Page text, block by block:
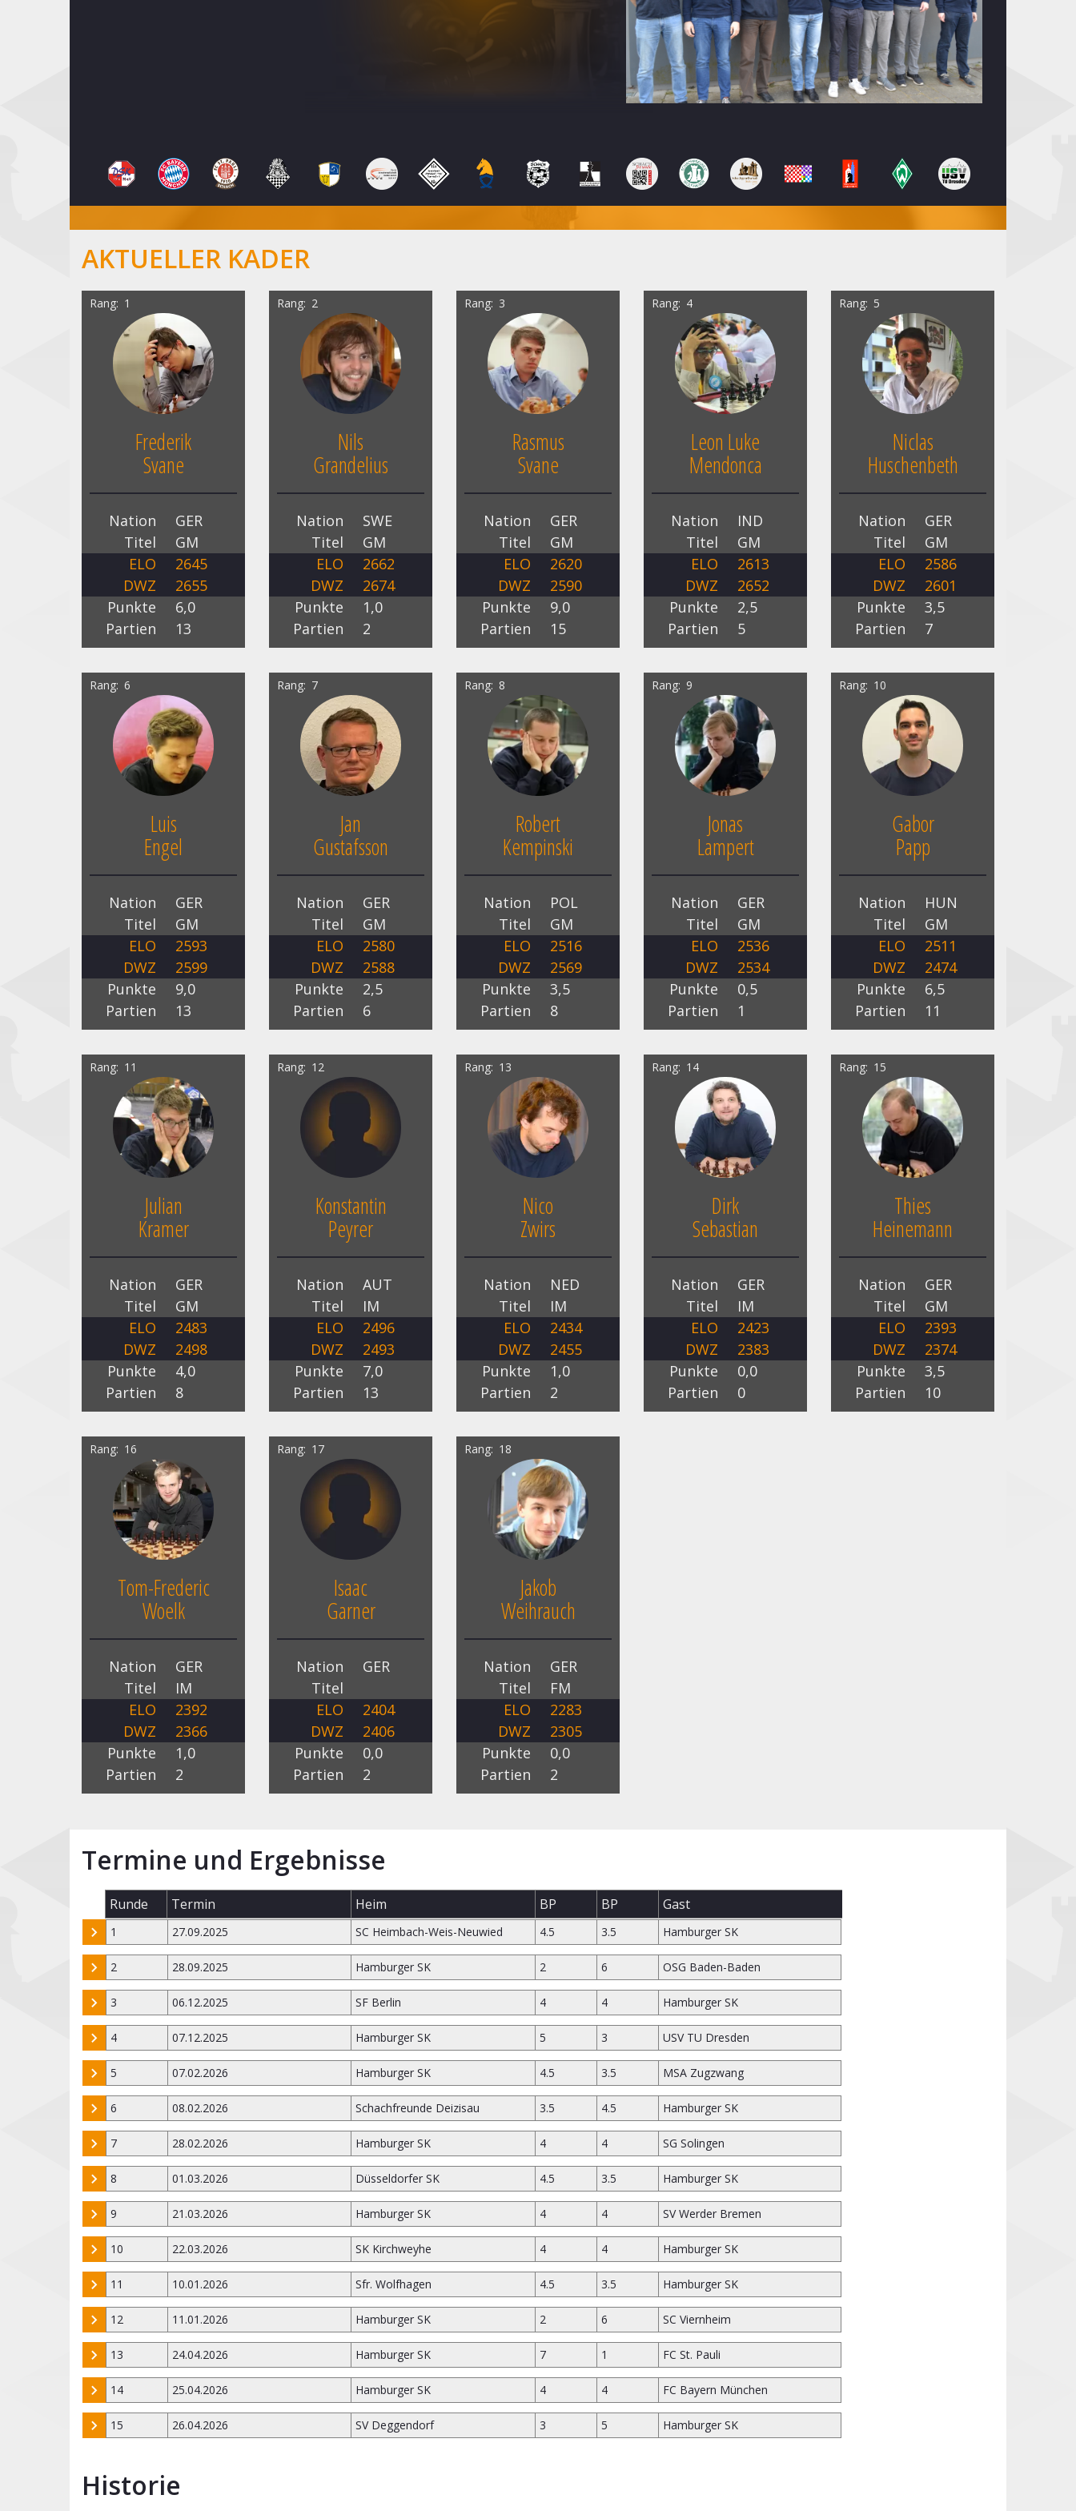
AKTUELLER KADER
Rang 1
Frederik
Svane
Nation
GER
Titel
GM
ELO
2645
DWZ
2655
Punkte
6,0
Partien
13
Rang 2
Nils
Grandelius
Nation
SWE
Titel
GM
ELO
2662
DWZ
2674
Punkte
1,0
Partien
2
Rang 3
Rasmus
Svane
Nation
GER
Titel
GM
ELO
2620
DWZ
2590
Punkte
9,0
Partien
15
Rang 4
Leon Luke
Mendonca
Nation
IND
Titel
GM
ELO
2613
DWZ
2652
Punkte
2,5
Partien
5
Rang 5
Niclas
Huschenbeth
Nation
GER
Titel
GM
ELO
2586
DWZ
2601
Punkte
3,5
Partien
7
Rang 6
Luis
Engel
Nation
GER
Titel
GM
ELO
2593
DWZ
2599
Punkte
9,0
Partien
13
Rang 7
Jan
Gustafsson
Nation
GER
Titel
GM
ELO
2580
DWZ
2588
Punkte
2,5
Partien
6
Rang 8
Robert
Kempinski
Nation
POL
Titel
GM
ELO
2516
DWZ
2569
Punkte
3,5
Partien
8
Rang 9
Jonas
Lampert
Nation
GER
Titel
GM
ELO
2536
DWZ
2534
Punkte
0,5
Partien
1
Rang 10
Gabor
Papp
Nation
HUN
Titel
GM
ELO
2511
DWZ
2474
Punkte
6,5
Partien
11
Rang 11
Julian
Kramer
Nation
GER
Titel
GM
ELO
2483
DWZ
2498
Punkte
4,0
Partien
8
Rang 12
Konstantin
Peyrer
Nation
AUT
Titel
IM
ELO
2496
DWZ
2493
Punkte
7,0
Partien
13
Rang 13
Nico
Zwirs
Nation
NED
Titel
IM
ELO
2434
DWZ
2455
Punkte
1,0
Partien
2
Rang 14
Dirk
Sebastian
Nation
GER
Titel
IM
ELO
2423
DWZ
2383
Punkte
0,0
Partien
0
Rang 15
Thies
Heinemann
Nation
GER
Titel
GM
ELO
2393
DWZ
2374
Punkte
3,5
Partien
10
Rang 16
Tom-Frederic
Woelk
Nation
GER
Titel
IM
ELO
2392
DWZ
2366
Punkte
1,0
Partien
2
Rang 17
Isaac
Garner
Nation
GER
Titel
ELO
2404
DWZ
2406
Punkte
0,0
Partien
2
Rang 18
Jakob
Weihrauch
Nation
GER
Titel
FM
ELO
2283
DWZ
2305
Punkte
0,0
Partien
2
Termine und Ergebnisse
Runde Termin Heim BP BP Gast
1 27.09.2025 SC Heimbach-Weis-Neuwied 4.5 3.5 Hamburger SK
2 28.09.2025 Hamburger SK 2 6 OSG Baden-Baden
3 06.12.2025 SF Berlin 4 4 Hamburger SK
4 07.12.2025 Hamburger SK 5 3 USV TU Dresden
5 07.02.2026 Hamburger SK 4.5 3.5 MSA Zugzwang
6 08.02.2026 Schachfreunde Deizisau 3.5 4.5 Hamburger SK
7 28.02.2026 Hamburger SK 4 4 SG Solingen
8 01.03.2026 Düsseldorfer SK 4.5 3.5 Hamburger SK
9 21.03.2026 Hamburger SK 4 4 SV Werder Bremen
10 22.03.2026 SK Kirchweyhe 4 4 Hamburger SK
11 10.01.2026 Sfr. Wolfhagen 4.5 3.5 Hamburger SK
12 11.01.2026 Hamburger SK 2 6 SC Viernheim
13 24.04.2026 Hamburger SK 7 1 FC St. Pauli
14 25.04.2026 Hamburger SK 4 4 FC Bayern München
15 26.04.2026 SV Deggendorf 3 5 Hamburger SK
Historie